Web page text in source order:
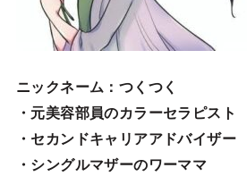
ニックネーム ：つくつく
・元美容部員のカラーセラピスト
・セカンドキャリアアドバイザー
・シングルマザーのワーママ